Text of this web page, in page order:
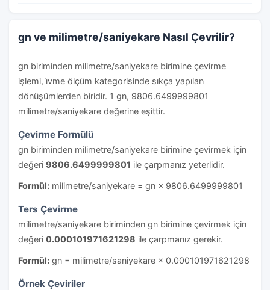
gn ve milimetre/saniyekare Nasıl Çevrilir?
gn biriminden milimetre/saniyekare birimine çevirme
işlemi, i̇vme ölçüm kategorisinde sıkça yapılan
dönüşümlerden biridir. 1 gn, 9806.6499999801
milimetre/saniyekare değerine eşittir.
Çevirme Formülü
gn biriminden milimetre/saniyekare birimine çevirmek için
değeri 9806.6499999801 ile çarpmanız yeterlidir.
Formül: milimetre/saniyekare = gn × 9806.6499999801
Ters Çevirme
milimetre/saniyekare biriminden gn birimine çevirmek için
değeri 0.000101971621298 ile çarpmanız gerekir.
Formül: gn = milimetre/saniyekare × 0.000101971621298
Örnek Çeviriler